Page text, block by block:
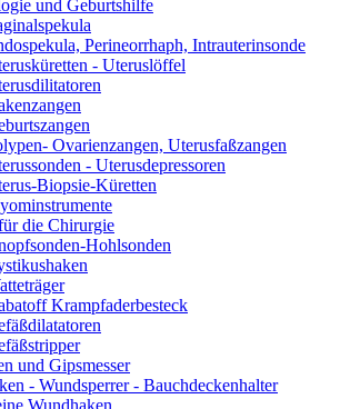
und Geburtshilfe
Perineorrhaph, Intrauterinsonde
- Uteruslöffel
Ovarienzangen, Uterusfaßzangen
- Uterusdepressoren
Biopsie-Küretten
die Chirurgie
Hohlsonden
Krampfaderbesteck
und Gipsmesser
- Wundsperrer - Bauchdeckenhalter
Wundhaken